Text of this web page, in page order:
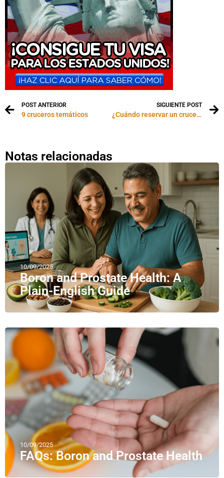
POST ANTERIOR
9 cruceros temáticos
SIGUIENTE POST
¿Cuándo reservar un crucero?
Notas relacionadas
10/09/2025
Boron and Prostate Health: A
Plain-English Guide
10/09/2025
FAQs: Boron and Prostate Health